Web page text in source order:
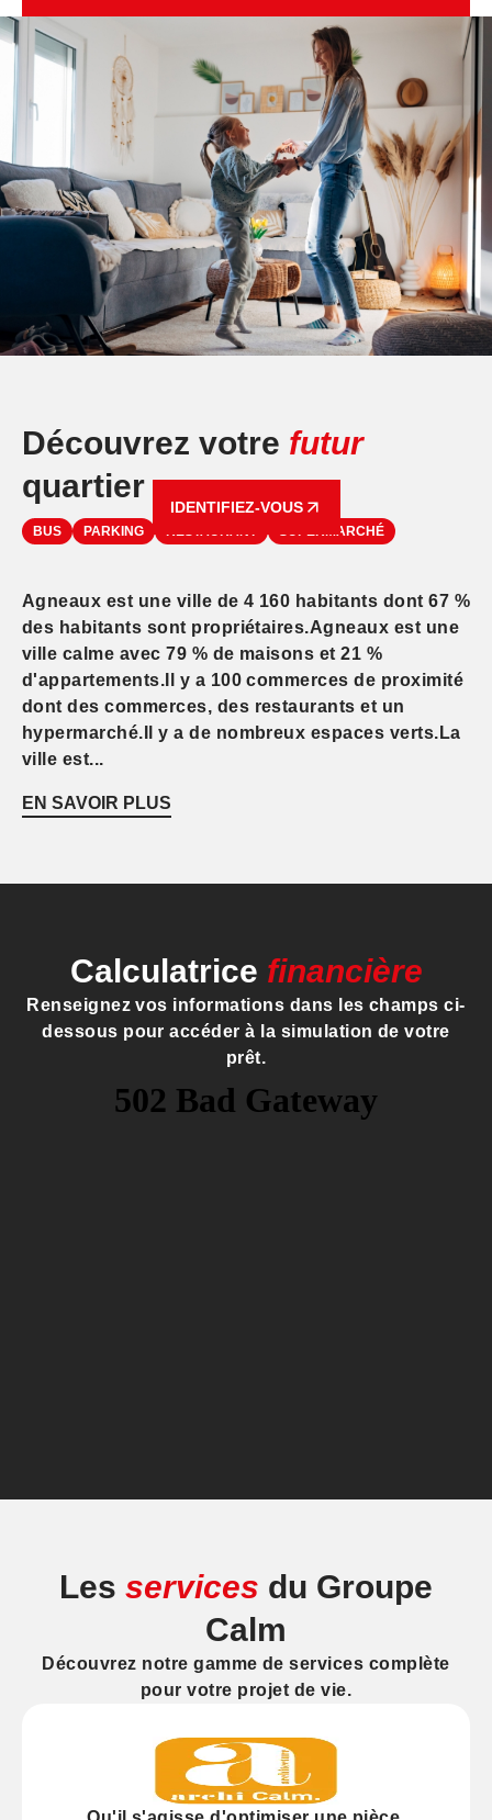
Découvrez votre futur
quartier
IDENTIFIEZ-VOUS
Agneaux est une ville de 4 160 habitants dont 67 %
des habitants sont propriétaires.Agneaux est une
ville calme avec 79 % de maisons et 21 %
d'appartements.Il y a 100 commerces de proximité
dont des commerces, des restaurants et un
hypermarché.Il y a de nombreux espaces verts.La
ville est...
EN SAVOIR PLUS
BUS PARKING RESTAURANT SUPERMARCHÉ
Calculatrice financière
Renseignez vos informations dans les champs ci-
dessous pour accéder à la simulation de votre
prêt.
Les services du Groupe
Calm
Découvrez notre gamme de services complète
pour votre projet de vie.